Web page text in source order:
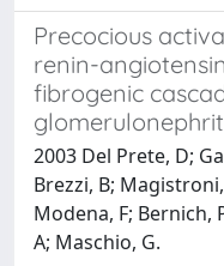
Precocious
renin-
fibrogenic
2003 Del Prete, D;
Brezzi, B;
Modena, F; Bernich,
A; Maschio, G.